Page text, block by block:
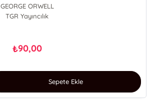
GEORGE ORWELL
TGR Yayıncılık
₺90,00
Sepete Ekle